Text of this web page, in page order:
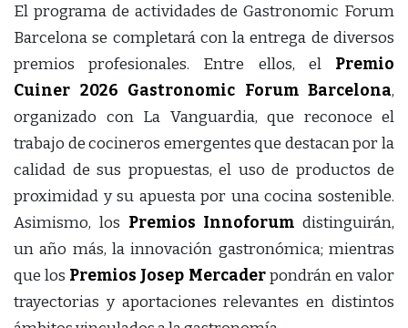
El programa de actividades de Gastronomic Forum
Barcelona se completará con la entrega de diversos
premios profesionales. Entre ellos, el Premio
Cuiner 2026 Gastronomic Forum Barcelona,
organizado con La Vanguardia, que reconoce el
trabajo de cocineros emergentes que destacan por la
calidad de sus propuestas, el uso de productos de
proximidad y su apuesta por una cocina sostenible.
Asimismo, los Premios Innoforum distinguirán,
un año más, la innovación gastronómica; mientras
que los Premios Josep Mercaderpondrán en valor
trayectorias y aportaciones relevantes en distintos